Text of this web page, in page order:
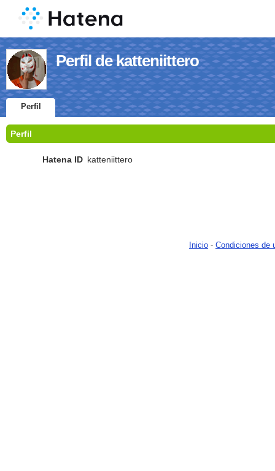
Perfil de katteniittero
Perfil
Perfil
Hatena ID katteniittero
Inicio - Condiciones de